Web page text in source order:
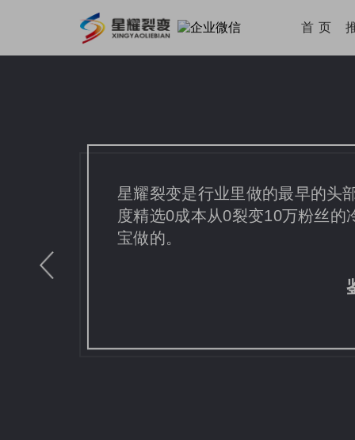
首 页
星耀裂变是行业里做的最早的头
度精选0成本从0裂变10万粉丝的
宝做的。